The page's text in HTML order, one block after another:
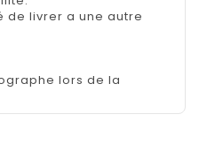
de livrer a une autre
lors de la